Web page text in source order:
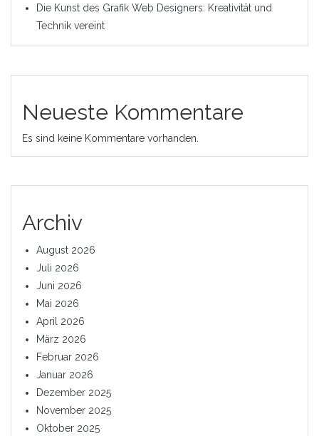
Die Kunst des Grafik Web Designers: Kreativität und
Technik vereint
Neueste Kommentare
Es sind keine Kommentare vorhanden.
Archiv
August 2026
Juli 2026
Juni 2026
Mai 2026
April 2026
März 2026
Februar 2026
Januar 2026
Dezember 2025
November 2025
Oktober 2025